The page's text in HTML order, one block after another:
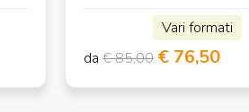
Vari formati
da € 85,00 € 76,50